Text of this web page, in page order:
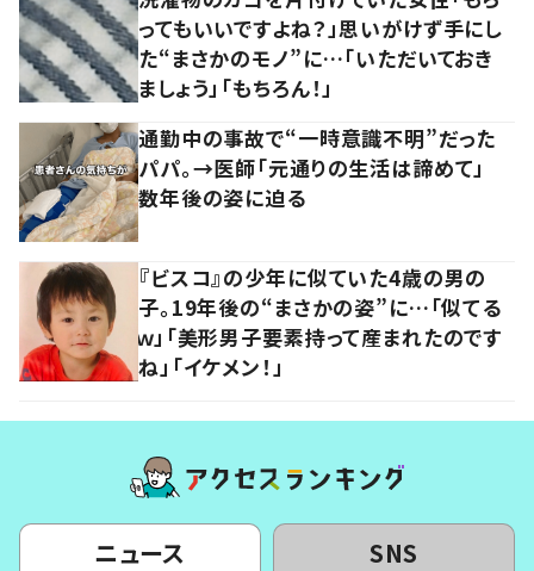
ってもいいですよね？」思いがけず手にし
た“まさかのモノ”に…「いただいておき
ましょう」「もちろん！」
通勤中の事故で“一時意識不明”だった
パパ。→医師「元通りの生活は諦めて」
数年後の姿に迫る
『ビスコ』の少年に似ていた4歳の男の
子。19年後の“まさかの姿”に…「似てる
ｗ」「美形男子要素持って産まれたのです
ね」「イケメン！」
ニュース SNS